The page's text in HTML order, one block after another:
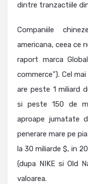
dintre tranzactiile
Companiile
americana, ceea ce
raport marca
commerce”). Cel
are peste 1 miliard
si peste 150 de
aproape jumatate
penerare mare pe
la 30 miliarde $, in
(dupa NIKE si Old
valoarea.